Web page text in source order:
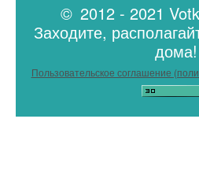
© 2012 - 2021
Заходите,
дома!
Пользовательское соглашение